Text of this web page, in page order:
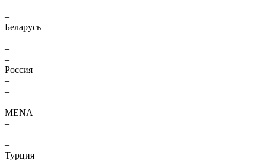
–
–
Беларусь
–
–
–
Россия
–
–
–
MENA
–
–
–
Турция
–